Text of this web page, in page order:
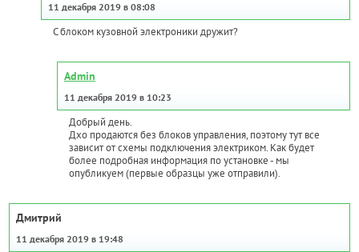
11 декабря 2019 в 08:08
С блоком кузовной электроники дружит?
Admin
11 декабря 2019 в 10:23
Добрый день.
Дхо продаются без блоков управления, поэтому тут все
зависит от схемы подключения электриком. Как будет
более подробная информация по установке - мы
опубликуем (первые образцы уже отправили).
Дмитрий
11 декабря 2019 в 19:48